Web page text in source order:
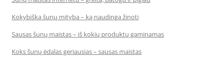
Kokybiška šunų mityba – ką naudinga žinoti
Sausas šunų maistas – iš kokių produktų gaminamas
Koks šunų ėdalas geriausias – sausas maistas